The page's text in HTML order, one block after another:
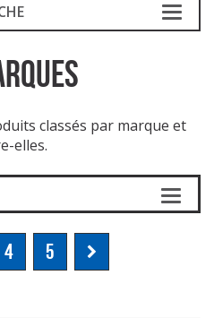
classés par marque et
elles.
4 5